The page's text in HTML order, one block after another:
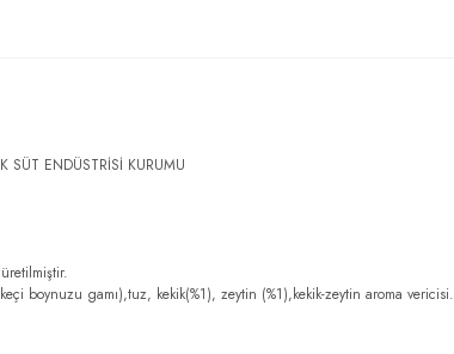
SÜT ENDÜSTRİSİ KURUMU
boynuzu gamı),tuz, kekik(%1), zeytin (%1),kekik-zeytin aroma vericisi.